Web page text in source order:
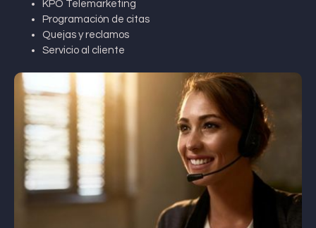
KPO Telemarketing
Programación de citas
Quejas y reclamos
Servicio al cliente